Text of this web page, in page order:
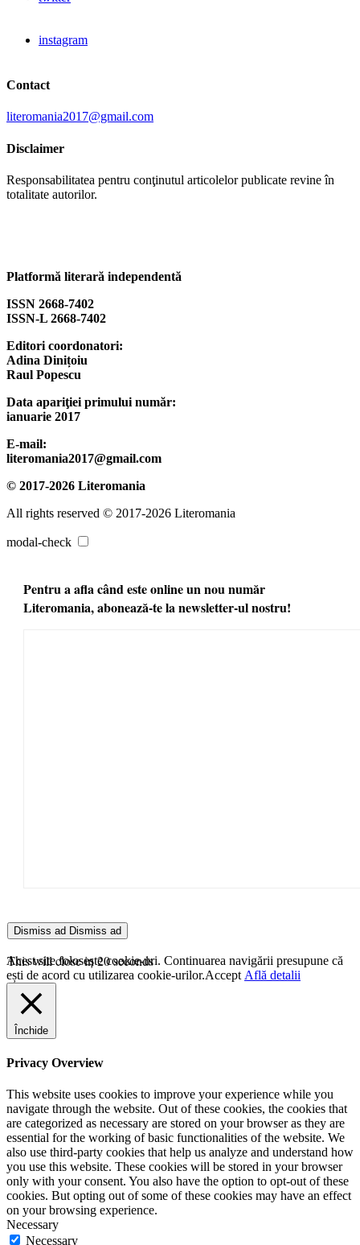
instagram
Contact
literomania2017@gmail.com
Disclaimer
Responsabilitatea pentru conţinutul articolelor publicate revine în
totalitate autorilor.
Platformă literară independentă
ISSN 2668-7402
ISSN-L 2668-7402
Editori coordonatori:
Adina Dinițoiu
Raul Popescu
Data apariţiei primului număr:
ianuarie 2017
E-mail:
literomania2017@gmail.com
© 2017-2026 Literomania
All rights reserved © 2017-2026 Literomania
modal-check
Pentru a afla când este online un nou număr
Literomania, abonează-te la newsletter-ul nostru!
Dismiss ad Dismiss ad
This will close in20seconds
Acest site folosește cookie-uri. Continuarea navigării presupune că
ești de acord cu utilizarea cookie-urilor.Accept Află detalii
Închide
Privacy Overview
This website uses cookies to improve your experience while you
navigate through the website. Out of these cookies, the cookies that
are categorized as necessary are stored on your browser as they are
essential for the working of basic functionalities of the website. We
also use third-party cookies that help us analyze and understand how
you use this website. These cookies will be stored in your browser
only with your consent. You also have the option to opt-out of these
cookies. But opting out of some of these cookies may have an effect
on your browsing experience.
Necessary
Necessary